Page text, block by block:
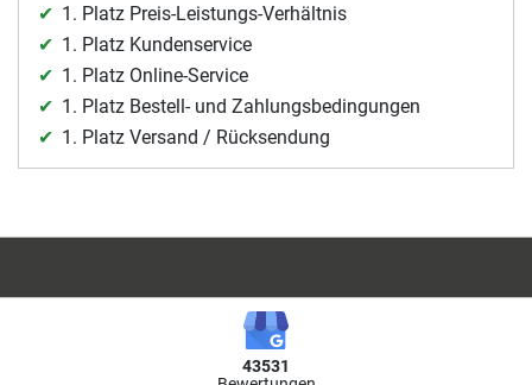
1. Platz Preis-Leistungs-Verhältnis
1. Platz Kundenservice
1. Platz Online-Service
1. Platz Bestell- und Zahlungsbedingungen
1. Platz Versand / Rücksendung
43531